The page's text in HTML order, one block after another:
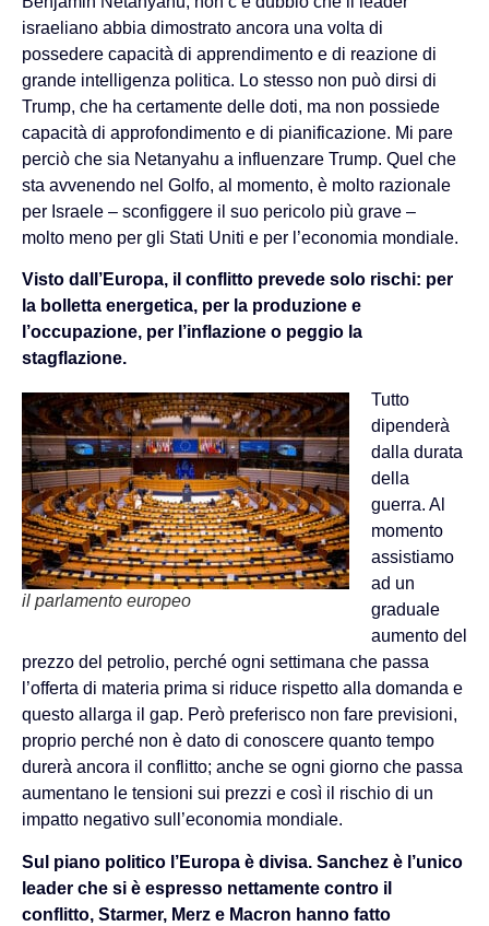
israeliano abbia dimostrato ancora una volta di
possedere capacità di apprendimento e di reazione di
grande intelligenza politica. Lo stesso non può dirsi di
Trump, che ha certamente delle doti, ma non possiede
capacità di approfondimento e di pianificazione. Mi pare
perciò che sia Netanyahu a influenzare Trump. Quel che
sta avvenendo nel Golfo, al momento, è molto razionale
per Israele – sconfiggere il suo pericolo più grave –
molto meno per gli Stati Uniti e per l’economia mondiale.
Visto dall’Europa, il conflitto prevede solo rischi: per
la bolletta energetica, per la produzione e
l’occupazione, per l’inflazione o peggio la
stagflazione.
il parlamento europeo
Tutto
dipenderà
dalla durata
della
guerra. Al
momento
assistiamo
ad un
graduale
aumento del
prezzo del petrolio, perché ogni settimana che passa
l’offerta di materia prima si riduce rispetto alla domanda e
questo allarga il gap. Però preferisco non fare previsioni,
proprio perché non è dato di conoscere quanto tempo
durerà ancora il conflitto; anche se ogni giorno che passa
aumentano le tensioni sui prezzi e così il rischio di un
impatto negativo sull’economia mondiale.
Sul piano politico l’Europa è divisa. Sanchez è l’unico
leader che si è espresso nettamente contro il
conflitto, Starmer, Merz e Macron hanno fatto